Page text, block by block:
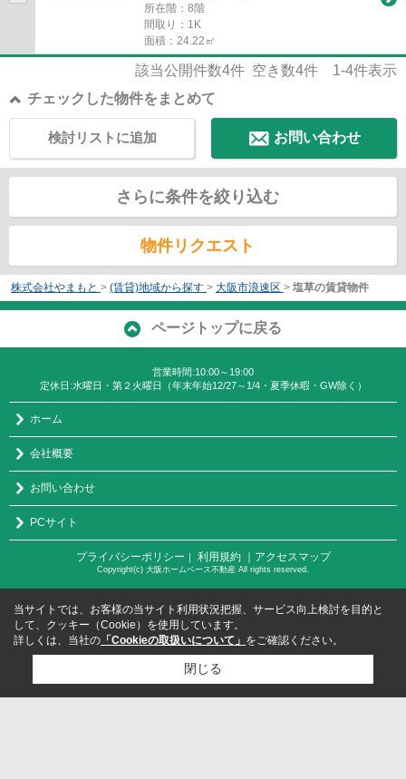
所在階：8階
間取り：1K
面積：24.22㎡
該当公開件数4件 空き数4件 1-4件表示
チェックした物件をまとめて
お問い合わせ
検討リストに追加
さらに条件を絞り込む
物件リクエスト
株式会社やまもと > (賃貸)地域から探す > 大阪市浪速区 > 塩草の賃貸物件
ページトップに戻る
営業時間:10:00～19:00
定休日:水曜日・第２火曜日（年末年始12/27～1/4・夏季休暇・GW除く）
ホーム
会社概要
お問い合わせ
PCサイト
プライバシーポリシー ｜ 利用規約 ｜アクセスマップ
Copyright(c) 大阪ホームベース不動産 All rights reserved.
当サイトでは、お客様の当サイト利用状況把握、サービス向上検討を目的と
して、クッキー（Cookie）を使用しています。
詳しくは、当社の 「Cookieの取扱いについて」 をご確認ください。
閉じる